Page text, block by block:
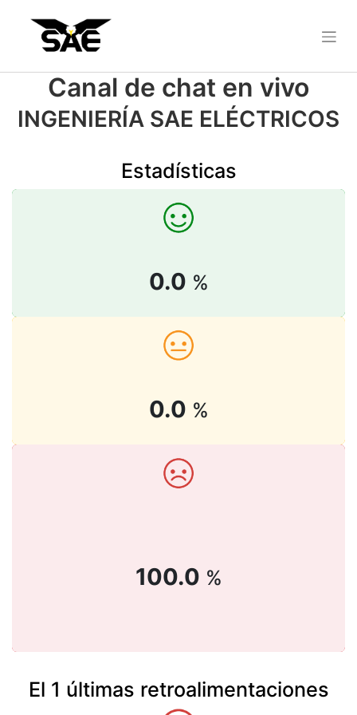
Canal de chat en vivo
INGENIERÍA SAE ELÉCTRICOS
Estadísticas
0.0 %
0.0 %
100.0 %
El 1 últimas retroalimentaciones